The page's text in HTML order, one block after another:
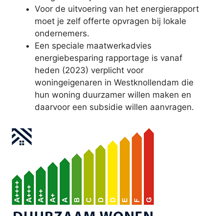
Voor de uitvoering van het energierapport
moet je zelf offerte opvragen bij lokale
ondernemers.
Een speciale maatwerkadvies
energiebesparing rapportage is vanaf
heden (2023) verplicht voor
woningeigenaren in Westknollendam die
hun woning duurzamer willen maken en
daarvoor een subsidie willen aanvragen.